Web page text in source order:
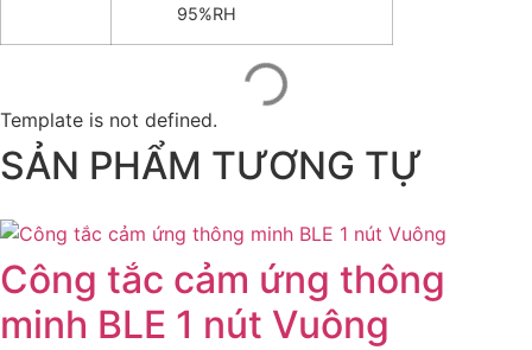
95%RH
Template is not defined.
SẢN PHẨM TƯƠNG TỰ
Công tắc cảm ứng thông
minh BLE 1 nút Vuông